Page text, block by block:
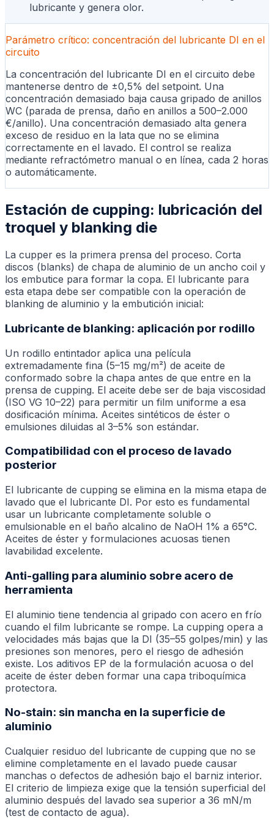
lubricante y genera olor.
Parámetro crítico: concentración del lubricante DI en el
circuito
La concentración del lubricante DI en el circuito debe
mantenerse dentro de ±0,5% del setpoint. Una
concentración demasiado baja causa gripado de anillos
WC (parada de prensa, daño en anillos a 500–2.000
€/anillo). Una concentración demasiado alta genera
exceso de residuo en la lata que no se elimina
correctamente en el lavado. El control se realiza
mediante refractómetro manual o en línea, cada 2 horas
o automáticamente.
Estación de cupping: lubricación del
troquel y blanking die
La cupper es la primera prensa del proceso. Corta
discos (blanks) de chapa de aluminio de un ancho coil y
los embutice para formar la copa. El lubricante para
esta etapa debe ser compatible con la operación de
blanking de aluminio y la embutición inicial:
Lubricante de blanking: aplicación por rodillo
Un rodillo entintador aplica una película
extremadamente fina (5–15 mg/m²) de aceite de
conformado sobre la chapa antes de que entre en la
prensa de cupping. El aceite debe ser de baja viscosidad
(ISO VG 10–22) para permitir un film uniforme a esa
dosificación mínima. Aceites sintéticos de éster o
emulsiones diluidas al 3–5% son estándar.
Compatibilidad con el proceso de lavado
posterior
El lubricante de cupping se elimina en la misma etapa de
lavado que el lubricante DI. Por esto es fundamental
usar un lubricante completamente soluble o
emulsionable en el baño alcalino de NaOH 1% a 65°C.
Aceites de éster y formulaciones acuosas tienen
lavabilidad excelente.
Anti-galling para aluminio sobre acero de
herramienta
El aluminio tiene tendencia al gripado con acero en frío
cuando el film lubricante se rompe. La cupping opera a
velocidades más bajas que la DI (35–55 golpes/min) y las
presiones son menores, pero el riesgo de adhesión
existe. Los aditivos EP de la formulación acuosa o del
aceite de éster deben formar una capa triboquímica
protectora.
No-stain: sin mancha en la superficie de
aluminio
Cualquier residuo del lubricante de cupping que no se
elimine completamente en el lavado puede causar
manchas o defectos de adhesión bajo el barniz interior.
El criterio de limpieza exige que la tensión superficial del
aluminio después del lavado sea superior a 36 mN/m
(test de contacto de agua).